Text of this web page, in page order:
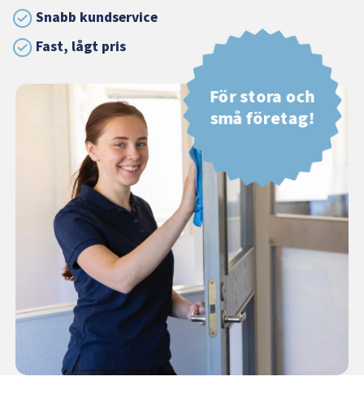
Snabb kundservice
Fast, lågt pris
För stora och
små företag!